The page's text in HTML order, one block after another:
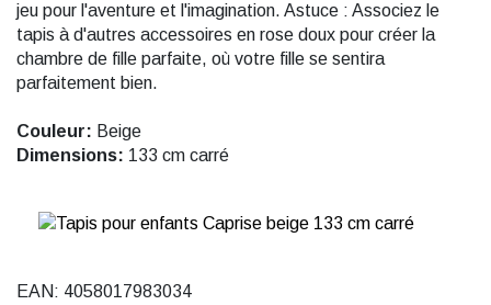
jeu pour l'aventure et l'imagination. Astuce : Associez le
tapis à d'autres accessoires en rose doux pour créer la
chambre de fille parfaite, où votre fille se sentira
parfaitement bien.
Couleur: Beige
Dimensions: 133 cm carré
EAN: 4058017983034